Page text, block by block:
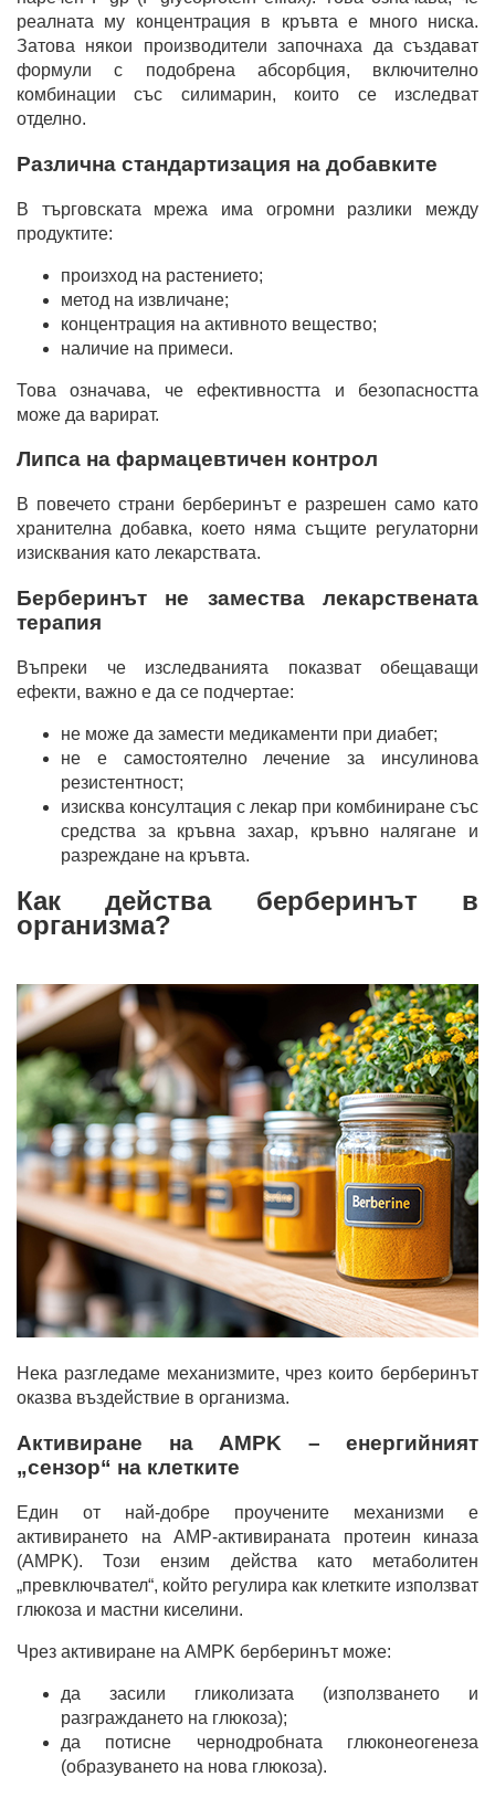
реалната му концентрация в кръвта е много ниска.
Затова някои производители започнаха да създават
формули с подобрена абсорбция, включително
комбинации със силимарин, които се изследват
отделно.
Различна стандартизация на добавките
В търговската мрежа има огромни разлики между
продуктите:
произход на растението;
метод на извличане;
концентрация на активното вещество;
наличие на примеси.
Това означава, че ефективността и безопасността
може да варират.
Липса на фармацевтичен контрол
В повечето страни берберинът е разрешен само като
хранителна добавка, което няма същите регулаторни
изисквания като лекарствата.
Берберинът не замества лекарствената
терапия
Въпреки че изследванията показват обещаващи
ефекти, важно е да се подчертае:
не може да замести медикаменти при диабет;
не е самостоятелно лечение за инсулинова
резистентност;
изисква консултация с лекар при комбиниране със
средства за кръвна захар, кръвно налягане и
разреждане на кръвта.
Как действа берберинът в
организма?
Нека разгледаме механизмите, чрез които берберинът
оказва въздействие в организма.
Активиране на AMPK – енергийният
„сензор“ на клетките
Един от най-добре проучените механизми е
активирането на AMP-активираната протеин киназа
(AMPK). Този ензим действа като метаболитен
„превключвател“, който регулира как клетките използват
глюкоза и мастни киселини.
Чрез активиране на AMPK берберинът може:
да засили гликолизата (използването и
разграждането на глюкоза);
да потисне чернодробната глюконеогенеза
(образуването на нова глюкоза).